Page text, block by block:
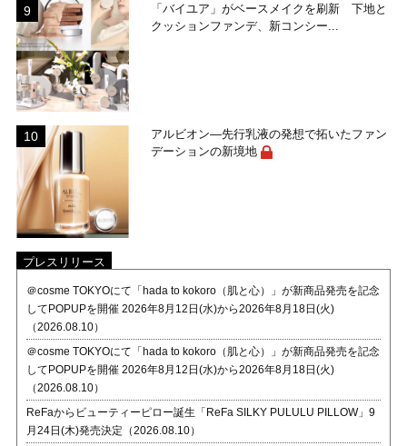
「バイユア」がベースメイクを刷新 下地と
クッションファンデ、新コンシー...
アルビオン―先行乳液の発想で拓いたファン
デーションの新境地
プレスリリース
＠cosme TOKYOにて「hada to kokoro（肌と心）」が新商品発売を記念
してPOPUPを開催 2026年8月12日(水)から2026年8月18日(火)
（2026.08.10）
＠cosme TOKYOにて「hada to kokoro（肌と心）」が新商品発売を記念
してPOPUPを開催 2026年8月12日(水)から2026年8月18日(火)
（2026.08.10）
ReFaからビューティーピロー誕生「ReFa SILKY PULULU PILLOW」9
月24日(木)発売決定（2026.08.10）